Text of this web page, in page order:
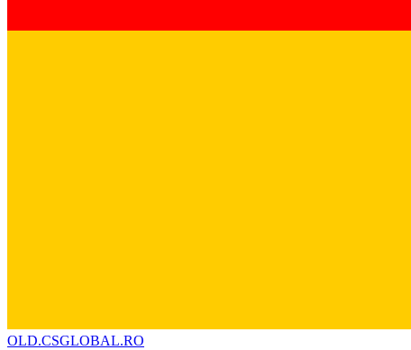
OLD.CSGLOBAL.RO